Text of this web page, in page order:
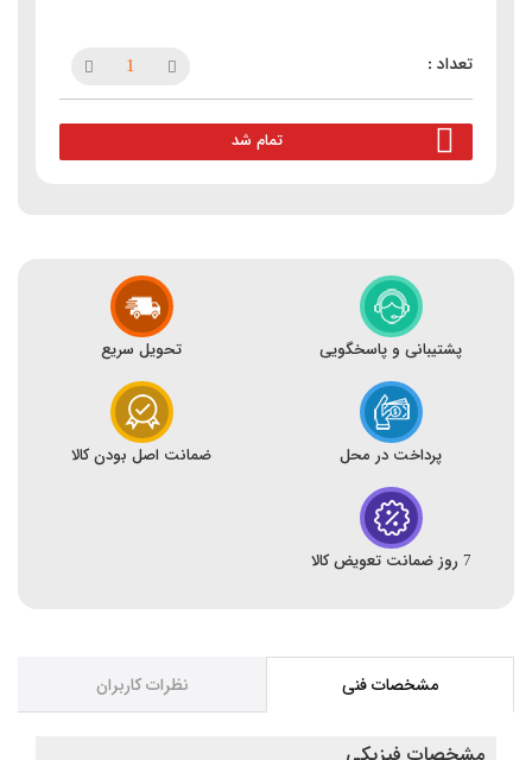
تمام شد
پشتیبانی و پاسخگویی تحویل سریع
پرداخت در محل ضمانت اصل بودن کالا
7 روز ضمانت تعویض کالا
مشخصات فنی نظرات کاربران